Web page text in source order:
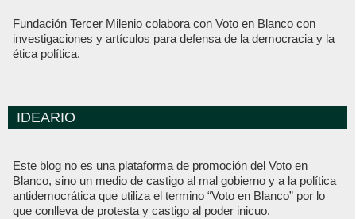
Fundación Tercer Milenio colabora con Voto en Blanco con
investigaciones y artículos para defensa de la democracia y la
ética política.
IDEARIO
Este blog no es una plataforma de promoción del Voto en
Blanco, sino un medio de castigo al mal gobierno y a la política
antidemocrática que utiliza el termino “Voto en Blanco” por lo
que conlleva de protesta y castigo al poder inicuo.